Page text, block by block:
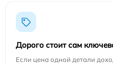
Дорого стоит сам
Если цена одной детали